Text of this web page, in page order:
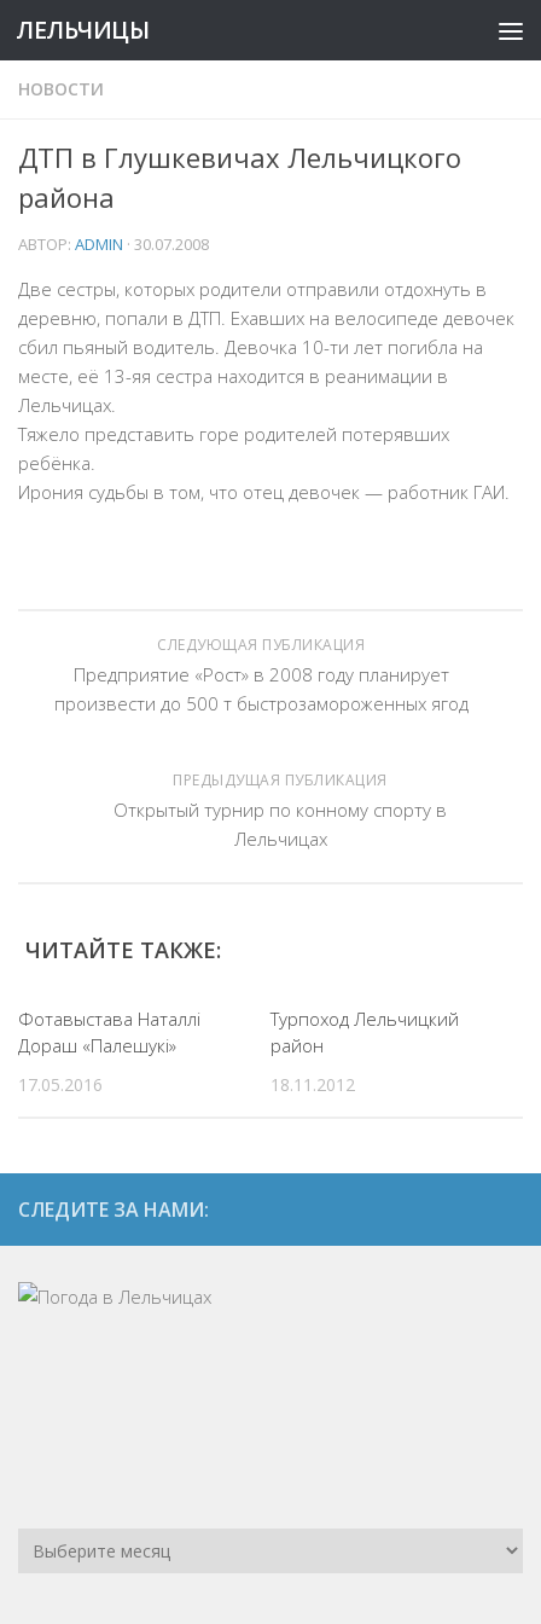
ЛЕЛЬЧИЦЫ
НОВОСТИ
ДТП в Глушкевичах Лельчицкого
района
АВТОР: ADMIN · 30.07.2008
Две сестры, которых родители отправили отдохнуть в
деревню, попали в ДТП. Ехавших на велосипеде девочек
сбил пьяный водитель. Девочка 10-ти лет погибла на
месте, её 13-яя сестра находится в реанимации в
Лельчицах.
Тяжело представить горе родителей потерявших
ребёнка.
Ирония судьбы в том, что отец девочек — работник ГАИ.
СЛЕДУЮЩАЯ ПУБЛИКАЦИЯ
Предприятие «Рост» в 2008 году планирует
произвести до 500 т быстрозамороженных ягод
ПРЕДЫДУЩАЯ ПУБЛИКАЦИЯ
Открытый турнир по конному спорту в
Лельчицах
ЧИТАЙТЕ ТАКЖЕ:
Фотавыстава Наталлі
Дораш «Палешукі»
17.05.2016
Турпоход Лельчицкий
район
18.11.2012
СЛЕДИТЕ ЗА НАМИ: